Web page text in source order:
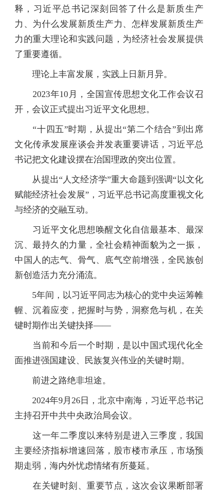
释，习近平总书记深刻回答了什么是新质生产
力、为什么发展新质生产力、怎样发展新质生产
力的重大理论和实践问题，为经济社会发展提供
了重要遵循。
理论上丰富发展，实践上日新月异。
2023年10月，全国宣传思想文化工作会议召
开，会议正式提出习近平文化思想。
“十四五”时期，从提出“第二个结合”到出席
文化传承发展座谈会并发表重要讲话，习近平总
书记把文化建设摆在治国理政的突出位置。
从提出“人文经济学”重大命题到强调“以文化
赋能经济社会发展”，习近平总书记高度重视文化
与经济的交融互动。
习近平文化思想唤醒文化自信最基本、最深
沉、最持久的力量，全社会精神面貌为之一振，
中国人的志气、骨气、底气空前增强，全民族创
新创造活力充分涌流。
5年间，以习近平同志为核心的党中央运筹帷
幄、沉着应变，把握时与势，洞察危与机，在关
键时期作出关键抉择——
当前和今后一个时期，是以中国式现代化全
面推进强国建设、民族复兴伟业的关键时期。
前进之路绝非坦途。
2024年9月26日，北京中南海，习近平总书记
主持召开中共中央政治局会议。
这一年二季度以来特别是进入三季度，我国
主要经济指标增速回落，股市楼市承压，市场预
期走弱，海内外忧虑情绪有所蔓延。
在关键时刻、重要节点，这次会议果断部署